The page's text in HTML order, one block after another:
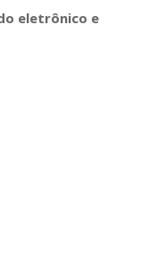
eletrônico e